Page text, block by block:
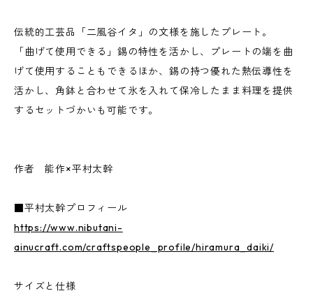
伝統的工芸品「二風谷イタ」の文様を施したプレート。
「曲げて使用できる」錫の特性を活かし、プレートの端を曲
げて使用することもできるほか、錫の持つ優れた熱伝導性を
活かし、角鉢と合わせて氷を入れて保冷したまま料理を提供
するセットづかいも可能です。
作者 能作×平村太幹
■平村太幹プロフィール
https://www.nibutani-
ainucraft.com/craftspeople_profile/hiramura_daiki/
サイズと仕様